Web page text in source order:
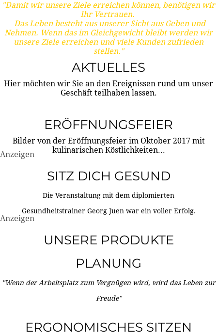
"Damit wir unsere Ziele erreichen können, benötigen wir
Ihr Vertrauen.
Das Leben besteht aus unserer Sicht aus Geben und
Nehmen. Wenn das im Gleichgewicht bleibt werden wir
unsere Ziele erreichen und viele Kunden zufrieden
stellen."
AKTUELLES
Hier möchten wir Sie an den Ereignissen rund um unser
Geschäft teilhaben lassen.
ERÖFFNUNGSFEIER
Bilder von der Eröffnungsfeier im Oktober 2017 mit
kulinarischen Köstlichkeiten...
Anzeigen
SITZ DICH GESUND
Die Veranstaltung mit dem diplomierten
Gesundheitstrainer Georg Juen war ein voller Erfolg.
Anzeigen
UNSERE PRODUKTE
PLANUNG
"Wenn der Arbeitsplatz zum Vergnügen wird, wird das Leben zur
Freude"
ERGONOMISCHES SITZEN